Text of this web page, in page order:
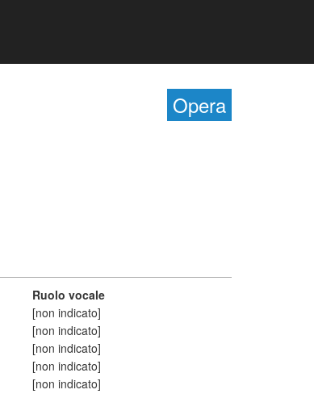
Opera
Ruolo vocale
[non indicato]
[non indicato]
[non indicato]
[non indicato]
[non indicato]